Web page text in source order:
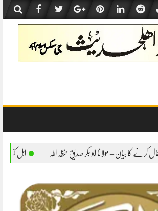
حفظہ اللہ اہل کتاب کے برتن استعمال کرنے کا بیان –